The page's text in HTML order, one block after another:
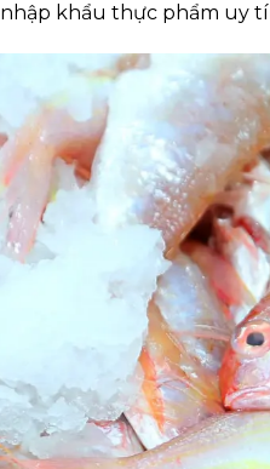
nhập khẩu thực phẩm uy